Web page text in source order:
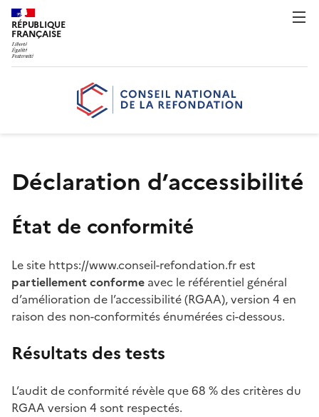
RÉPUBLIQUE
FRANÇAISE
Déclaration d’accessibilité
État de conformité
Le site https://www.conseil-refondation.fr est
partiellement conforme avec le référentiel général
d’amélioration de l’accessibilité (RGAA), version 4 en
raison des non-conformités énumérées ci-dessous.
Résultats des tests
L’audit de conformité révèle que 68 % des critères du
RGAA version 4 sont respectés.